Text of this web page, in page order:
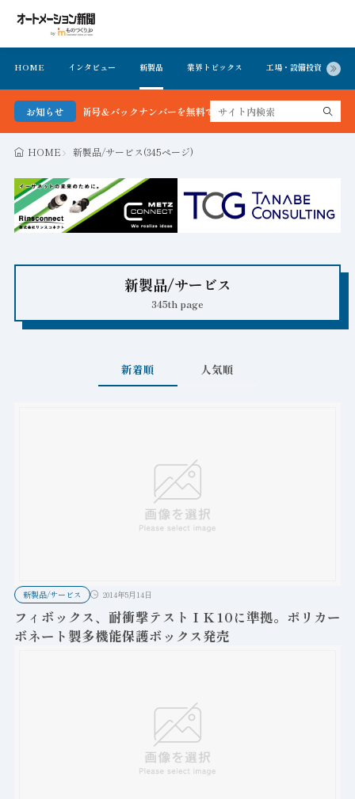
HOME インタビュー 新製品 業界トピックス 工場・設備投資
お知らせ
聞 最新号＆バックナンバーを無料で公開中 詳細はこちら
HOME 新製品/サービス(345ページ)
新製品/サービス
345th page
新着順 人気順
新製品/サービス 2014年5月14日
フィボックス、耐衝撃テストＩＫ10に準拠。ポリカー
ボネート製多機能保護ボックス発売